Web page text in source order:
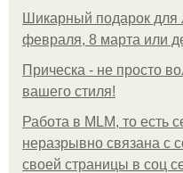
Шикарный подарок для
февраля, 8 марта или
Прическа - не просто
вашего стиля!
Работа в MLM, то есть
неразрывно связана с
своей страницы в соц